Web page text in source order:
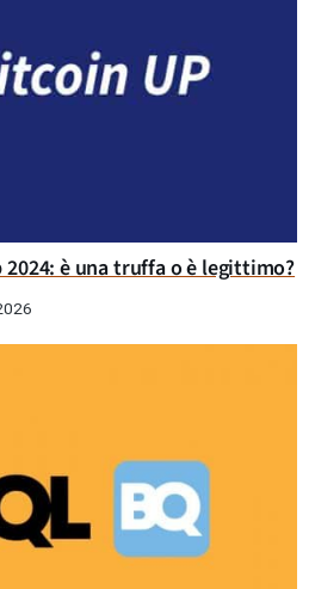
è una truffa o è legittimo?